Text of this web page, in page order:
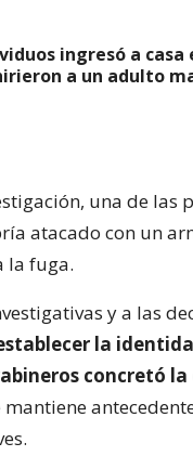
ingresó a
a un adulto
una de las
atacado con un
la fuga.
y a las
la
concretó
mantiene